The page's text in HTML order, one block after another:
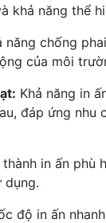
khả năng thể
năng chống
của môi
Khả năng in
đáp ứng nhu
thành in ấn phù
dụng.
độ in ấn